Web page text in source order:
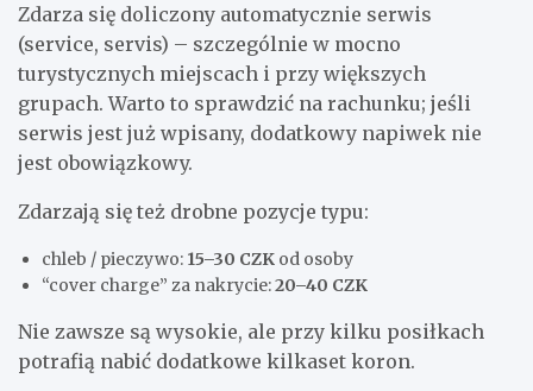
Zdarza się doliczony automatycznie serwis
(service, servis) – szczególnie w mocno
turystycznych miejscach i przy większych
grupach. Warto to sprawdzić na rachunku; jeśli
serwis jest już wpisany, dodatkowy napiwek nie
jest obowiązkowy.
Zdarzają się też drobne pozycje typu:
chleb / pieczywo: 15–30 CZK od osoby
“cover charge” za nakrycie:20–40 CZK
Nie zawsze są wysokie, ale przy kilku posiłkach
potrafią nabić dodatkowe kilkaset koron.